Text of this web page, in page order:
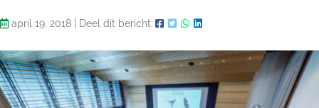
april 19, 2018 Deel dit bericht: